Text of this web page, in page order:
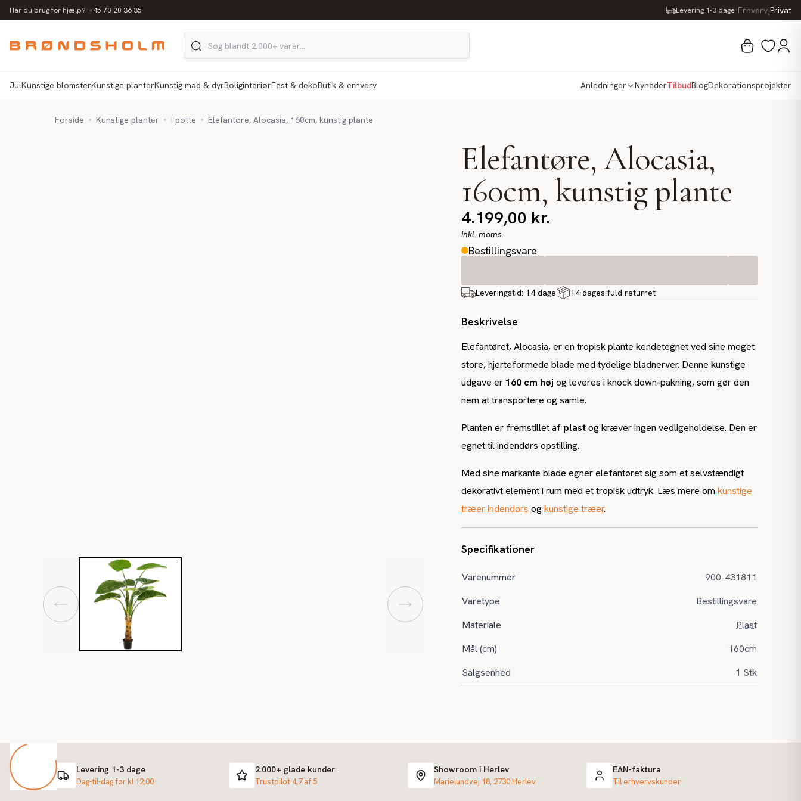
Har du brug for hjælp?·+45 70 20 36 35 Levering 1-3 dage·Erhverv|Privat
JulKunstige blomsterKunstige planterKunstig mad & dyrBoliginteriørFest & dekoButik & erhverv Anledninger NyhederTilbudBlogDekorationsprojekter
Forside Kunstige planter I potte Elefantøre, Alocasia, 160cm, kunstig plante
Elefantøre, Alocasia,
160cm, kunstig plante
4.199,00 kr.
Inkl. moms.
Bestillingsvare
Leveringstid: 14 dage 14 dages fuld returret
Beskrivelse
Elefantøret, Alocasia, er en tropisk plante kendetegnet ved sine meget
store, hjerteformede blade med tydelige bladnerver. Denne kunstige
udgave er 160 cm høj og leveres i knock down-pakning, som gør den
nem at transportere og samle.
Planten er fremstillet af plastog kræver ingen vedligeholdelse. Den er
egnet til indendørs opstilling.
Med sine markante blade egner elefantøret sig som et selvstændigt
dekorativt element i rum med et tropisk udtryk. Læs mere omkunstige
træer indendørs ogkunstige træer.
Specifikationer
Varenummer
900-431811
Varetype
Bestillingsvare
Materiale
Plast
Mål (cm)
160cm
Salgsenhed
1 Stk
Levering 1-3 dage
Dag-til-dag før kl 12:00
2.000+ glade kunder
Trustpilot 4,7 af 5
Showroom i Herlev
Marielundvej 18, 2730 Herlev
EAN-faktura
Til erhvervskunder